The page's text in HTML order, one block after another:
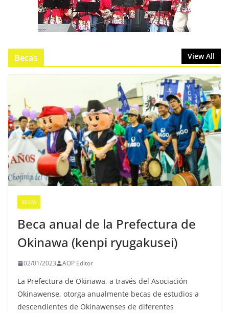
Becas View All
BECAS
Beca anual de la Prefectura de
Okinawa (kenpi ryugakusei)
02/01/2023 AOP Editor
La Prefectura de Okinawa, a través del Asociación
Okinawense, otorga anualmente becas de estudios a
descendientes de Okinawenses de diferentes